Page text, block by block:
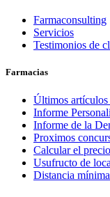
Farmaconsulting
Servicios
Testimonios de
Farmacias
Últimos artículos
Informe
Informe de la
Proximos
Calcular el
Usufructo de
Distancia